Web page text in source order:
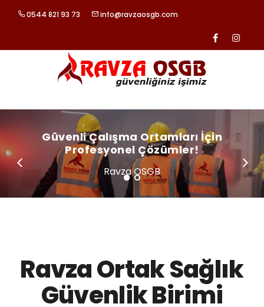
0544 821 93 73 info@ravzaosgb.com
KURUMSAL
HİZMETLERİMİZ
REFERANSLARIMIZ
Güvenli Çalışma Ortamları İçin
Profesyonel Çözümler!
Ravza OSGB
Ravza Ortak Sağlık
Güvenlik Birimi